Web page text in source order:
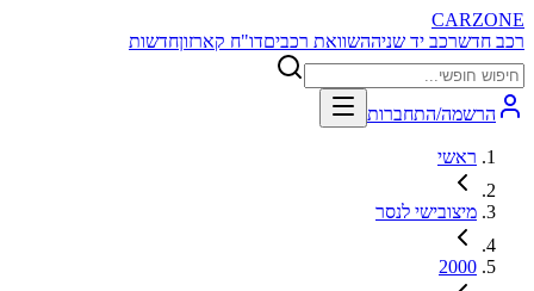
CARZONE
רכב חדשרכב יד שניההשוואת רכביםדו"ח קארזוןחדשות
הרשמה/התחברות
ראשי
מיצובישי לנסר
2000